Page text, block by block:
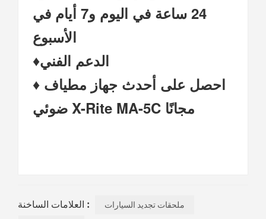
24 ساعة في اليوم و7 أيام في
الأسبوع
♦الدعم الفني
♦ احصل على أحدث جهاز مطياف
ضوئي X-Rite MA-5C مجانًا
العلامات الساخنة :
ملحقات تجديد السيارات